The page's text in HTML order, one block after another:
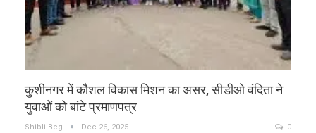
कुशीनगर में कौशल विकास मिशन का असर, सीडीओ वंदिता ने
युवाओं को बांटे प्रमाणपत्र
Shibli Beg Dec 26, 2025 0